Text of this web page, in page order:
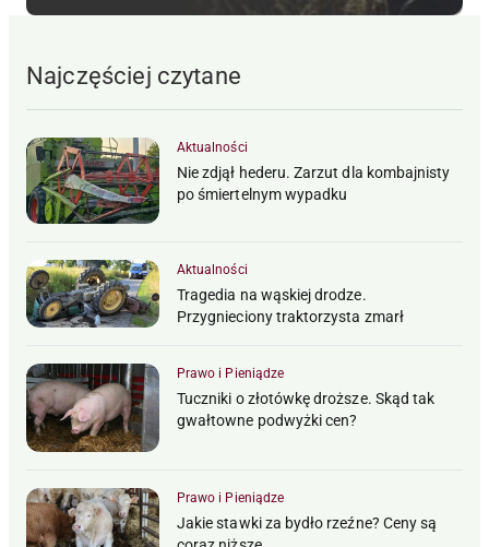
Najczęściej czytane
Aktualności
Nie zdjął hederu. Zarzut dla kombajnisty
po śmiertelnym wypadku
Aktualności
Tragedia na wąskiej drodze.
Przygnieciony traktorzysta zmarł
Prawo i Pieniądze
Tuczniki o złotówkę droższe. Skąd tak
gwałtowne podwyżki cen?
Prawo i Pieniądze
Jakie stawki za bydło rzeźne? Ceny są